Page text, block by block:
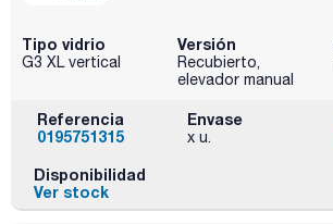
Tipo vidrio
G3 XL vertical
Versión
Recubierto,
elevador manual
Referencia
0195751315
Envase
x u.
Disponibilidad
Ver stock